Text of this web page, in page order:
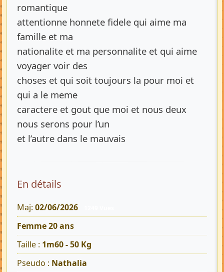
romantique
attentionne honnete fidele qui aime ma
famille et ma
nationalite et ma personnalite et qui aime
voyager voir des
choses et qui soit toujours la pour moi et
qui a le meme
caractere et gout que moi et nous deux
nous serons pour l’un
et l’autre dans le mauvais
En détails
Maj: 02/06/2026
Femme 20 ans
Taille : 1m60 - 50 Kg
Pseudo : Nathalia